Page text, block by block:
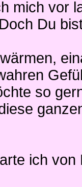
mich vor
Du
so
ich von